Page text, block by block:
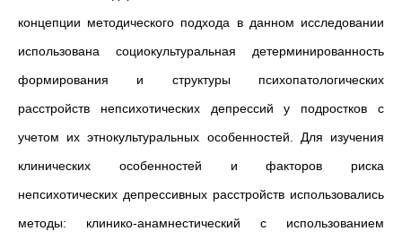
концепции методического подхода в данном исследовании
использована социокультуральная детерминированность
формирования и структуры психопатологических
расстройств непсихотических депрессий у подростков с
учетом их этнокультуральных особенностей. Для изучения
клинических особенностей и факторов риска
непсихотических депрессивных расстройств использовались
методы: клинико-анамнестический с использованием